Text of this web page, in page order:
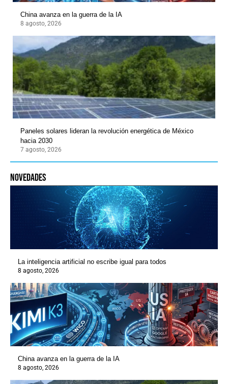
China avanza en la guerra de la IA
8 agosto, 2026
Paneles solares lideran la revolución energética de México
hacia 2030
7 agosto, 2026
novedades
La inteligencia artificial no escribe igual para todos
8 agosto, 2026
China avanza en la guerra de la IA
8 agosto, 2026